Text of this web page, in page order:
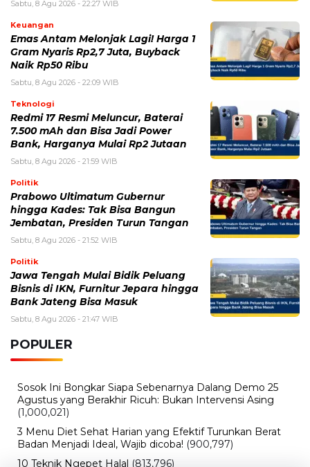
Redmi 17 Resmi Meluncur, Baterai
Bank, Harganya Mulai Rp2 Jutaan
Sabtu, 8 Agu 2026 - 21:59 WIB
Politik
Prabowo Ultimatum Gubernur
hingga Kades: Tak Bisa Bangun
Jembatan, Presiden Turun Tangan
Sabtu, 8 Agu 2026 - 21:52 WIB
Politik
Jawa Tengah Mulai Bidik Peluang
Bisnis di IKN, Furnitur Jepara hingga
Bank Jateng Bisa Masuk
Sabtu, 8 Agu 2026 - 21:47 WIB
Sosok Ini Bongkar Siapa Sebenarnya Dalang Demo 25
Agustus yang Berakhir Ricuh: Bukan Intervensi Asing
(1,000,021)
3 Menu Diet Sehat Harian yang Efektif Turunkan Berat
10 Teknik Ngepet Halal
5 Resep Cumi yang Mantul dan Mudah Dimasak
(602,434)
Konser Super Junior, ELF Wajib Tahu! (502,151)